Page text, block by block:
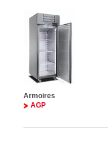
Armoires
AGP